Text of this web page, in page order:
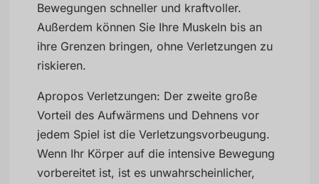
Bewegungen schneller und kraftvoller.
Außerdem können Sie Ihre Muskeln bis an
ihre Grenzen bringen, ohne Verletzungen zu
riskieren.
Apropos Verletzungen: Der zweite große
Vorteil des Aufwärmens und Dehnens vor
jedem Spiel ist die Verletzungsvorbeugung.
Wenn Ihr Körper auf die intensive Bewegung
vorbereitet ist, ist es unwahrscheinlicher,